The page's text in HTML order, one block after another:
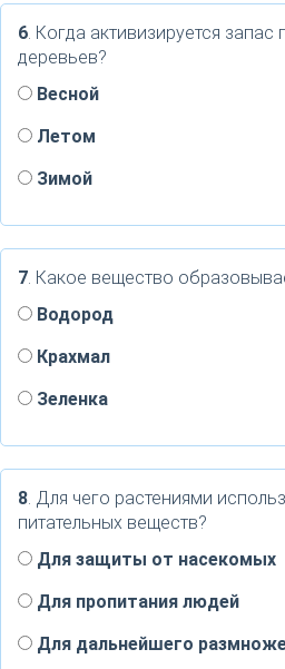
6. Когда активизируется запас
деревьев?
Весной
Летом
Зимой
7. Какое вещество
Водород
Крахмал
Зеленка
8. Для чего растениями
питательных веществ?
Для защиты от насекомых
Для пропитания людей
Для дальнейшего